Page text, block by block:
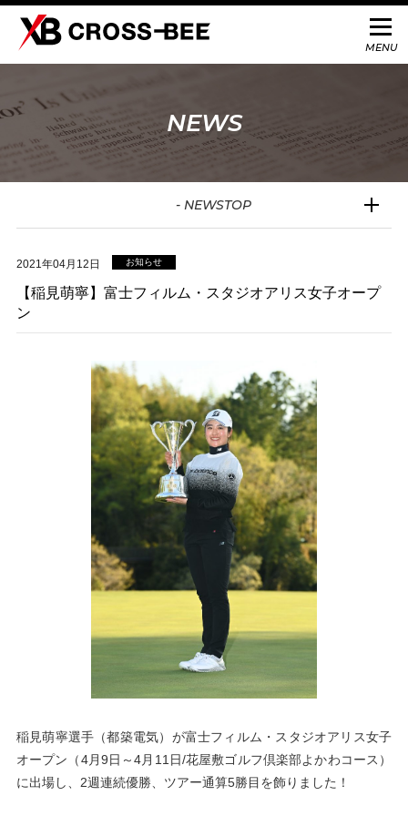
NEWS
2021年04月12日 お知らせ
【稲見萌寧】富士フィルム・スタジオアリス女子オープ
ン
稲見萌寧選手（都築電気）が富士フィルム・スタジオアリス女子
オープン（4月9日～4月11日/花屋敷ゴルフ倶楽部よかわコース）
に出場し、2週連続優勝、ツアー通算5勝目を飾りました！
- NEWSTOP